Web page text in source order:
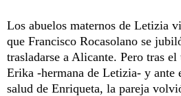
Los abuelos maternos de Letizia
que Francisco Rocasolano se
trasladarse a Alicante. Pero tras
Erika -hermana de Letizia- y ante
salud de Enriqueta, la pareja